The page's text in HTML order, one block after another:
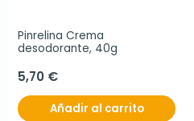
Pinrelina Crema
desodorante, 40g
5,70 €
Añadir al carrito